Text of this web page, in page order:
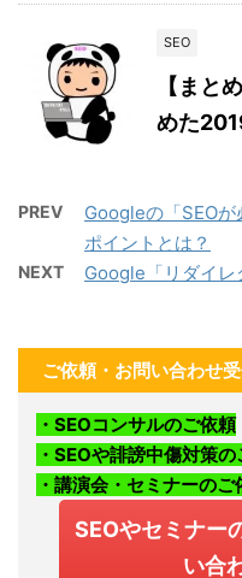
SEO
【まと
めた
PREV
Googleの「SEO
ポイントとは？
NEXT Google「リダイレ
ご依頼・お問い合わせ
・SEOコンサルのご依頼
・SEOや誹謗中傷対策
・講演会・セミナーのご
SEOやセミナー
い合